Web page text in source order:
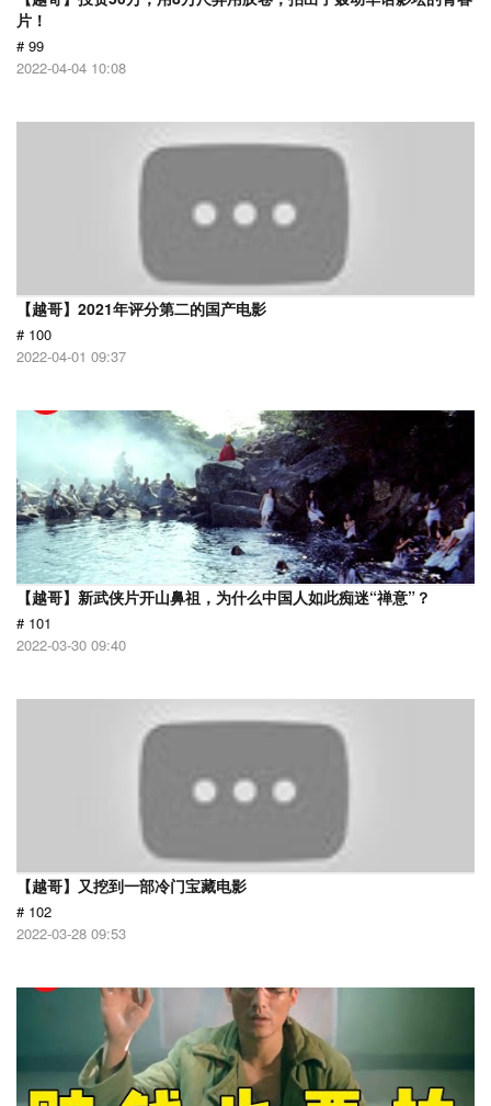
片！
# 99
2022-04-04 10:08
【越哥】2021年评分第二的国产电影
# 100
2022-04-01 09:37
【越哥】新武侠片开山鼻祖，为什么中国人如此痴迷“禅意”？
# 101
2022-03-30 09:40
【越哥】又挖到一部冷门宝藏电影
# 102
2022-03-28 09:53